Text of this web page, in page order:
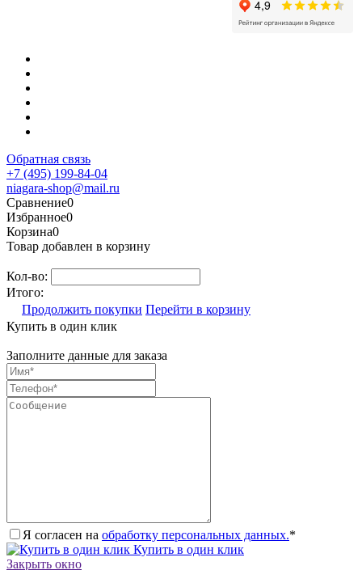
Обратная связь
+7 (495) 199-84-04
niagara-shop@mail.ru
Сравнение0
Избранное0
Корзина0
Товар добавлен в корзину
Кол-во:
Итого:
Продолжить покупки Перейти в корзину
Купить в один клик
Заполните данные для заказа
Я согласен на обработку персональных данных.*
Купить в один клик
Закрыть окно